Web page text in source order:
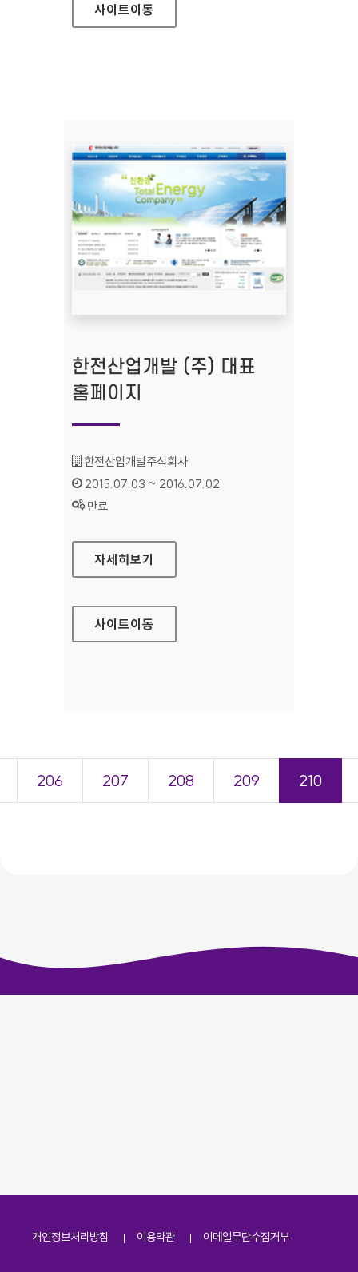
사이트이동
한전산업개발 (주) 대표
홈페이지
기관명 :
한전산업개발주식회사
인증기간 :
2015.07.03 ~ 2016.07.02
상태 :
만료
한전산업개발 (주) 대표 홈페이지
자세히보기
사이트이동
206 207 208 209 210
개인정보처리방침 이용약관 이메일무단수집거부